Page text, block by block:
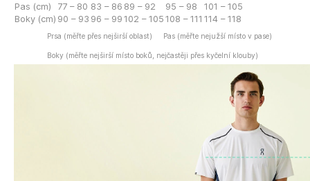
Pas (cm)
77 – 80 83 – 86 89 – 92 95 – 98
101 – 105
Boky (cm) 90 – 93 96 – 99 102 – 105 108 – 111 114 – 118
Prsa (měřte přes nejširší oblast) Pas (měřte nejužší místo v pase)
Boky (měřte nejširší místo boků, nejčastěji přes kyčelní klouby)